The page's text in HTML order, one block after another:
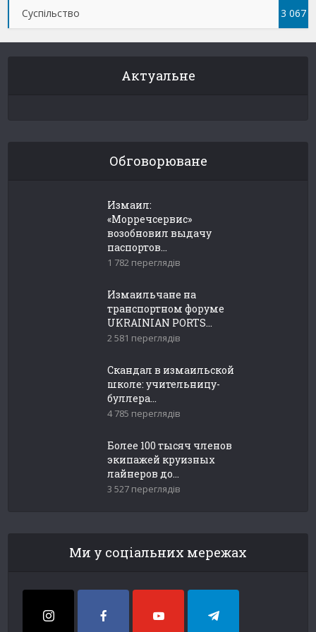
Суспільство 3 067
Актуальне
Обговорюване
Измаил:
«Морречсервис»
возобновил выдачу
паспортов...
1 782 переглядів
Измаильчане на
транспортном форуме
UKRAINIAN PORTS...
2 581 переглядів
Скандал в измаильской
школе: учительницу-
буллера...
4 785 переглядів
Более 100 тысяч членов
экипажей круизных
лайнеров до...
3 527 переглядів
Ми у соціальних мережах